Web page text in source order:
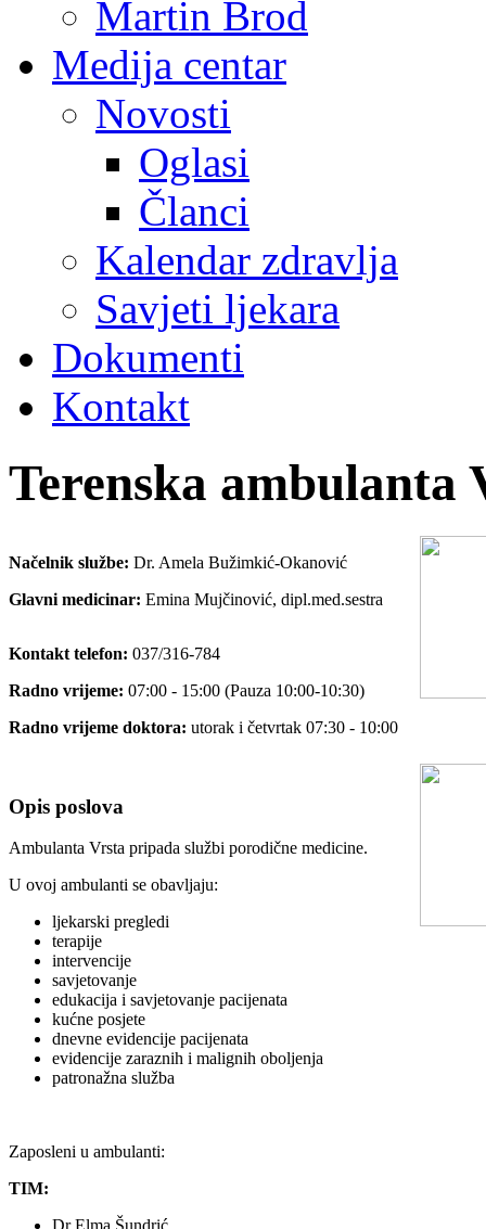
Martin Brod
Medija centar
Novosti
Oglasi
Članci
Kalendar zdravlja
Savjeti ljekara
Dokumenti
Kontakt
Terenska
Načelnik službe: Dr. Amela Bužimkić-Okanović
Glavni medicinar: Emina Mujčinović, dipl.med.sestra
Kontakt telefon: 037/316-784
Radno vrijeme: 07:00 - 15:00 (Pauza 10:00-10:30)
Radno vrijeme doktora: utorak i četvrtak 07:30 - 10:00
Opis poslova
Ambulanta Vrsta pripada službi porodične medicine.
U ovoj ambulanti se obavljaju:
ljekarski pregledi
terapije
intervencije
savjetovanje
edukacija i savjetovanje pacijenata
kućne posjete
dnevne evidencije pacijenata
evidencije zaraznih i malignih oboljenja
patronažna služba
Zaposleni u ambulanti:
TIM: